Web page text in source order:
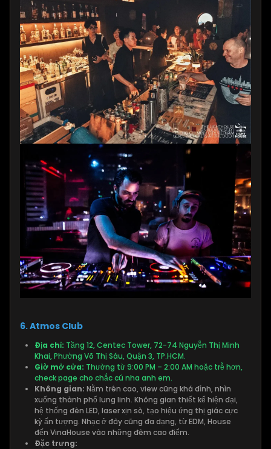
6. Atmos Club
Địa chỉ: Tầng 12, Centec Tower, 72-74 Nguyễn Thị Minh
Khai, Phường Võ Thị Sáu, Quận 3, TP.HCM.
Giờ mở cửa: Thường từ 9:00 PM – 2:00 AM hoặc trễ hơn,
check page cho chắc cú nha anh em.
Không gian: Nằm trên cao, view cũng khá đỉnh, nhìn
xuống thành phố lung linh. Không gian thiết kế hiện đại,
hệ thống đèn LED, laser xịn sò, tạo hiệu ứng thị giác cực
kỳ ấn tượng. Nhạc ở đây cũng đa dạng, từ EDM, House
đến VinaHouse vào những đêm cao điểm.
Đặc trưng: